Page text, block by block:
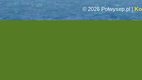
© 2026 Polwysep.pl |